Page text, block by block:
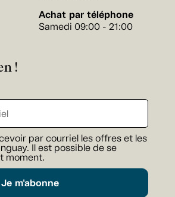
Achat par téléphone
Samedi 09:00 - 21:00
!
par courriel les offres et les
Il est possible de se
moment.
Je m'abonne